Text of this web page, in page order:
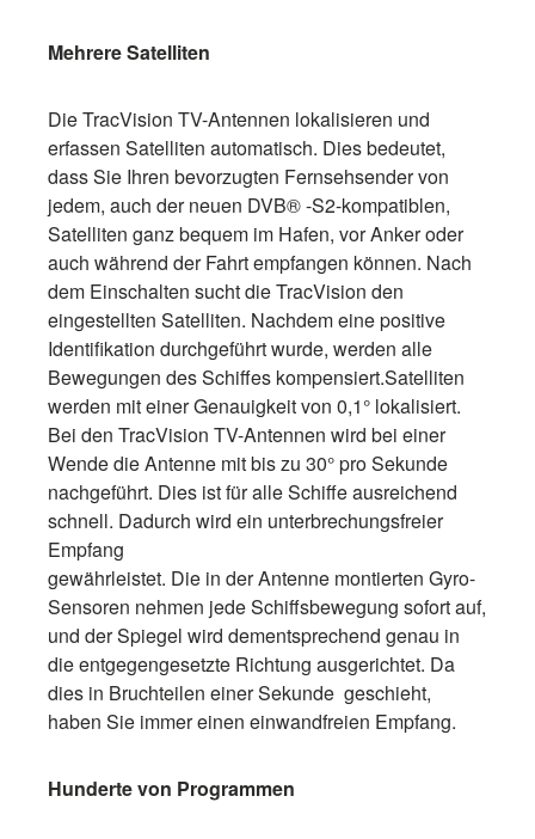
Mehrere Satelliten
Die TracVision TV-Antennen lokalisieren und
erfassen Satelliten automatisch. Dies bedeutet,
dass Sie Ihren bevorzugten Fernsehsender von
jedem, auch der neuen DVB® -S2-kompatiblen,
Satelliten ganz bequem im Hafen, vor Anker oder
auch während der Fahrt empfangen können. Nach
dem Einschalten sucht die TracVision den
eingestellten Satelliten. Nachdem eine positive
Identifikation durchgeführt wurde, werden alle
Bewegungen des Schiffes kompensiert.Satelliten
werden mit einer Genauigkeit von 0,1° lokalisiert.
Bei den TracVision TV-Antennen wird bei einer
Wende die Antenne mit bis zu 30° pro Sekunde
nachgeführt. Dies ist für alle Schiffe ausreichend
schnell. Dadurch wird ein unterbrechungsfreier
Empfang
gewährleistet. Die in der Antenne montierten Gyro-
Sensoren nehmen jede Schiffsbewegung sofort auf,
und der Spiegel wird dementsprechend genau in
die entgegengesetzte Richtung ausgerichtet. Da
dies in Bruchteilen einer Sekunde geschieht,
haben Sie immer einen einwandfreien Empfang.
Hunderte von Programmen